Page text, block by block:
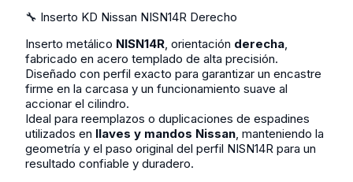
🔧 Inserto KD Nissan NISN14R Derecho
Inserto metálico NISN14R, orientación derecha,
fabricado en acero templado de alta precisión.
Diseñado con perfil exacto para garantizar un encastre
firme en la carcasa y un funcionamiento suave al
accionar el cilindro.
Ideal para reemplazos o duplicaciones de espadines
utilizados en llaves y mandos Nissan, manteniendo la
geometría y el paso original del perfil NISN14R para un
resultado confiable y duradero.